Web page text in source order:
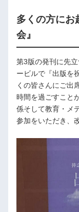
多くの方にお
会』
第3版の発刊に先
ービルで『出版を
くの皆さんにご出
時間を過ごすこと
係そして教育・メ
参加をいただき、